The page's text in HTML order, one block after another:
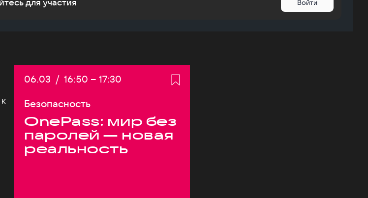
Войти
Дата:
06.03 / Начало:
16:50 – Конец:
17:30
Безопасность
OnePass: мир без
паролей — новая
реальность